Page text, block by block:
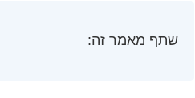
שתף מאמר זה: